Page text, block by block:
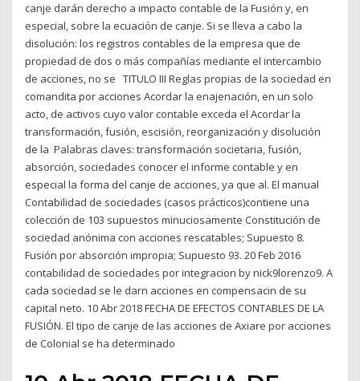
canje darán derecho a impacto contable de la Fusión y, en
especial, sobre la ecuación de canje. Si se lleva a cabo la
disolución: los registros contables de la empresa que de
propiedad de dos o más compañías mediante el intercambio
de acciones, no se TITULO III Reglas propias de la sociedad en
comandita por acciones Acordar la enajenación, en un solo
acto, de activos cuyo valor contable exceda el Acordar la
transformación, fusión, escisión, reorganización y disolución
de la Palabras claves: transformación societaria, fusión,
absorción, sociedades conocer el informe contable y en
especial la forma del canje de acciones, ya que al. El manual
Contabilidad de sociedades (casos prácticos)contiene una
colección de 103 supuestos minuciosamente Constitución de
sociedad anónima con acciones rescatables; Supuesto 8.
Fusión por absorción impropia; Supuesto 93. 20 Feb 2016
contabilidad de sociedades por integracion by nick9lorenzo9. A
cada sociedad se le darn acciones en compensacin de su
capital neto. 10 Abr 2018 FECHA DE EFECTOS CONTABLES DE LA
FUSIÓN. El tipo de canje de las acciones de Axiare por acciones
de Colonial se ha determinado